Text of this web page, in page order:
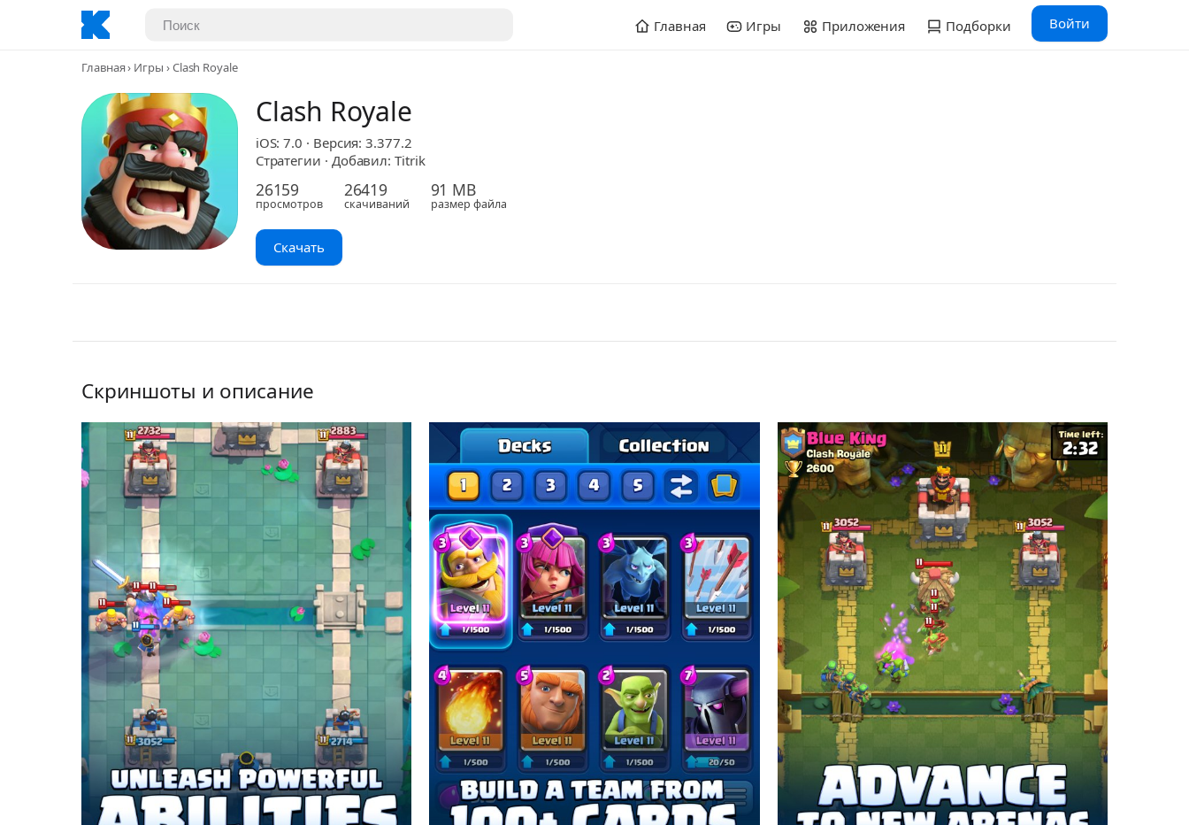
Главная Игры Приложения Подборки Войти
Главная Игры Clash Royale
Clash Royale
iOS: 7.0 · Версия: 3.377.2
Стратегии · Добавил: Titrik
26159
просмотров
26419
скачиваний
91 MB
размер файла
Скачать
Скриншоты и описание